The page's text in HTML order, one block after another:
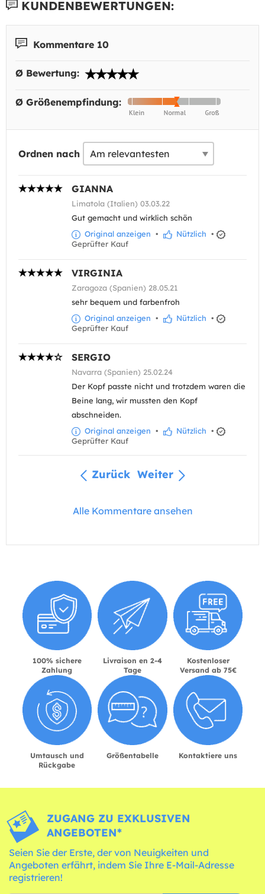
KUNDENBEWERTUNGEN:
Kommentare 10
Ø Bewertung:
Ø Größenempfindung:
Ordnen nach
GIANNA
Limatola (Italien) 03.03.22
Gut gemacht und wirklich schön
Original anzeigen • Nützlich •
Geprüfter Kauf
VIRGINIA
Zaragoza (Spanien) 28.05.21
sehr bequem und farbenfroh
Original anzeigen • Nützlich •
Geprüfter Kauf
SERGIO
Navarra (Spanien) 25.02.24
Der Kopf passte nicht und trotzdem waren die
Beine lang, wir mussten den Kopf
abschneiden.
Original anzeigen • Nützlich •
Geprüfter Kauf
Zurück Weiter
Alle Kommentare ansehen
100% sichere
Zahlung
Livraison en 2-4
Tage
Kostenloser
Versand ab 75€
Umtausch und
Rückgabe
Größentabelle Kontaktiere uns
ZUGANG ZU EXKLUSIVEN
ANGEBOTEN*
Seien Sie der Erste, der von Neuigkeiten und
Angeboten erfährt, indem Sie Ihre E-Mail-Adresse
registrieren!